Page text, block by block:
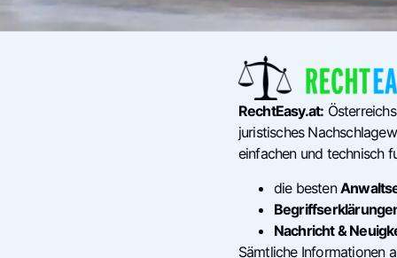
RechtEasy.at:
juristisches
einfachen und technisch
die besten
Nachricht &
Sämtliche Informationen